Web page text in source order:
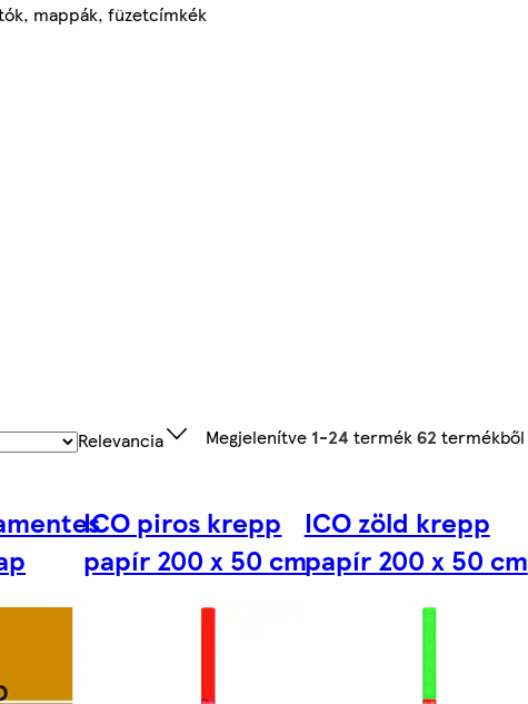
mappák, füzetcímkék
Relevancia Megjelenítve 1-24 termék62 termékből
ICO piros krepp
papír 200 x 50 cm
ICO zöld krepp
papír 200 x 50 cm